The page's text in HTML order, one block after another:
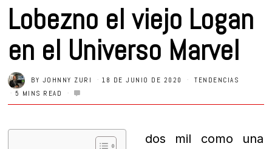
Lobezno el viejo Logan
en el Universo Marvel
BY JOHNNY ZURI 18 DE JUNIO DE 2020
TENDENCIAS
5 MINS READ
dos mil como una